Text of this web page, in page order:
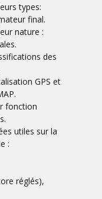
types:
final.
nature :
des
GPS et
fonction
utiles sur la
:
réglés),